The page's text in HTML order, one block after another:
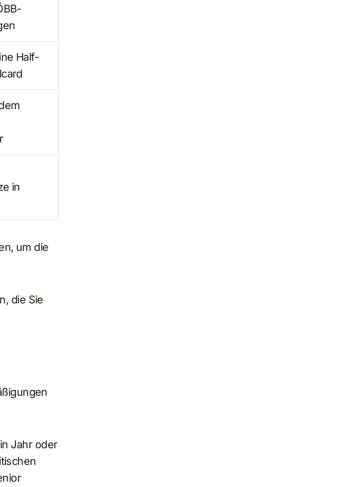
Half-
in
um die
die Sie
Jahr oder